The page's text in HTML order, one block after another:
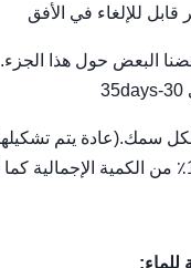
البعض حول هذا الجزء.
للماء: